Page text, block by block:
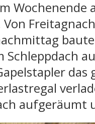
Wochenende
Von
Schleppdach
aufgeräumt